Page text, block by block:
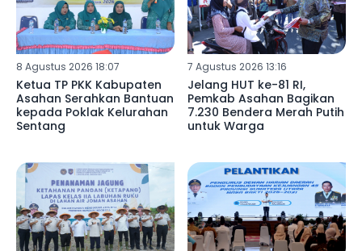
8 Agustus 2026 18:07
Ketua TP PKK Kabupaten
Asahan Serahkan Bantuan
kepada Poklak Kelurahan
Sentang
7 Agustus 2026 13:16
Jelang HUT ke-81 RI,
Pemkab Asahan Bagikan
7.230 Bendera Merah Putih
untuk Warga